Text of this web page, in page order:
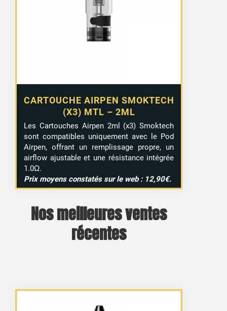
CARTOUCHE AIRPEN SMOKTECH
(X3) MTL – 2ML
Les Cartouches Airpen 2ml (x3) Smoktech
sont compatibles uniquement avec le Pod
Airpen, offrant un remplissage propre, un
airflow ajustable et une résistance intégrée
1.0Ω.
Prix moyens constatés sur le web : 12,90€.
Nos meilleures ventes
récentes